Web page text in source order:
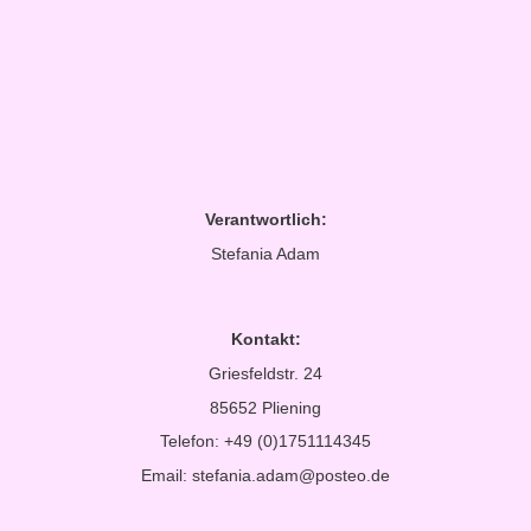
Verantwortlich:
Stefania Adam
Kontakt:
Griesfeldstr. 24
85652 Pliening
Telefon: +49 (0)1751114345
Email: stefania.adam@posteo.de